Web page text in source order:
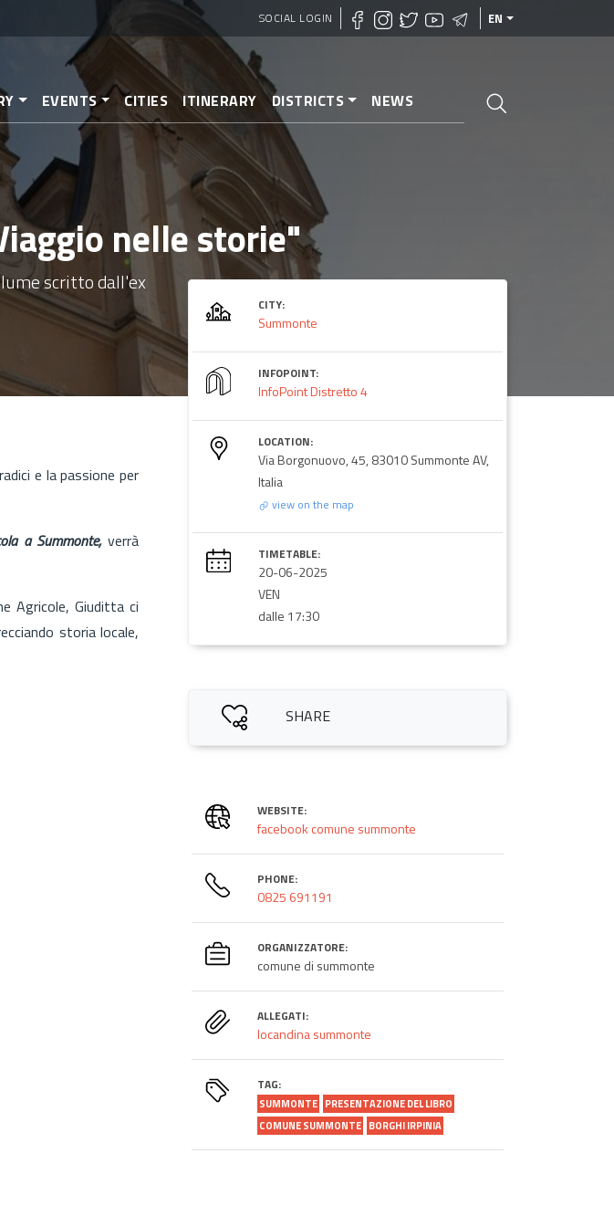
to
SOCIAL LOGIN EN
EVENTS CITIES ITINERARY DISTRICTS NEWS
nelle storie"
scritto dall'ex
e la passione per
a Summonte,verrà
Agricole, Giuditta ci
storia locale,
CITY:
Summonte
INFOPOINT:
InfoPoint Distretto 4
LOCATION:
Via Borgonuovo, 45, 83010 Summonte AV,
Italia
view on the map
TIMETABLE:
20-06-2025
VEN
dalle 17:30
SHARE
WEBSITE:
facebook comune summonte
PHONE:
0825 691191
ORGANIZZATORE:
comune di summonte
ALLEGATI:
locandina summonte
TAG:
SUMMONTE PRESENTAZIONE DEL LIBRO
COMUNE SUMMONTE BORGHI IRPINIA